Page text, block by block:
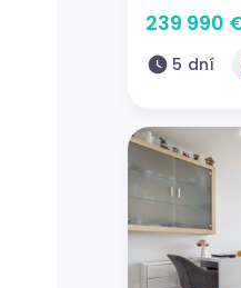
239 990
5 dní